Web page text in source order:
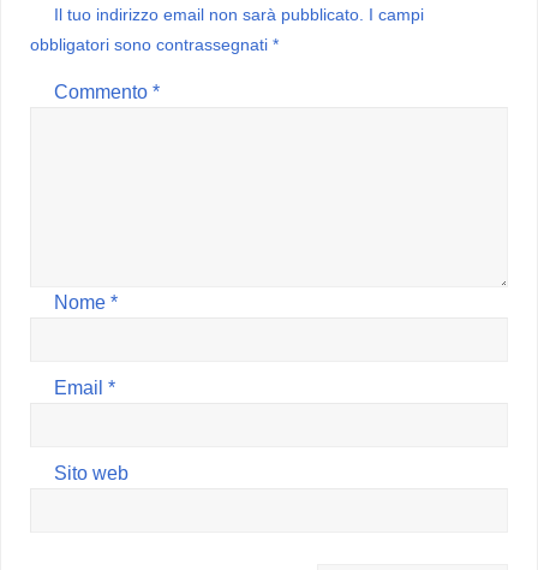
Il tuo indirizzo email non sarà pubblicato.
I campi
obbligatori sono contrassegnati*
Commento*
Nome*
Email*
Sito web